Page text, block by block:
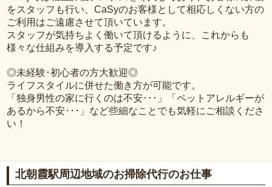
をスタッフも行い、CaSyのお客様として相応しくない方の
ご利用はご遠慮させて頂いています。
スタッフが気持ちよく働いて頂けるように、これからも
様々な仕組みを導入する予定です♪
◎未経験･初心者の方大歓迎◎
ライフスタイルに併せた働き方が可能です。
「独身男性の家に行くのは不安･･･」「ペットアレルギーが
あるから不安･･･」など些細なことでも気軽にご相談くださ
い！
北朝霞駅周辺地域のお掃除代行のお仕事